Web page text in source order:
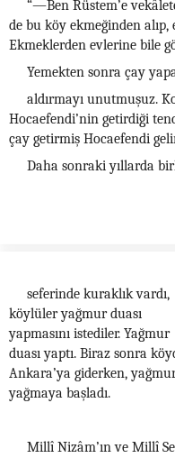
“—Ben Rüstem’e
de bu köy ekmeğinden
Ekmeklerden evlerine bile
Yemekten sonra çay
aldırmayı unutmuşuz.
Hocaefendi’nin getirdiği
çay getirmiş Hocaefendi
Daha sonraki yıllarda
seferinde kuraklık vardı,
köylüler yağmur duası
yapmasını istediler. Yağmur
duası yaptı. Biraz sonra
Ankara’ya giderken,
yağmaya başladı.
Millî Nizâm’ın ve Millî